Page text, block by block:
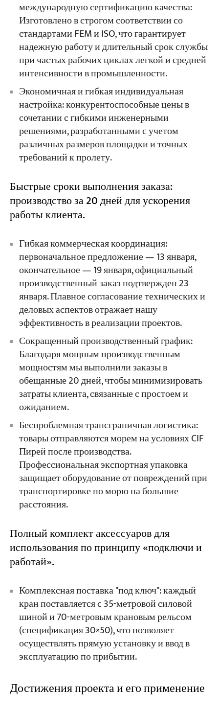
международную сертификацию качества:
Изготовлено в строгом соответствии со
стандартами FEM и ISO, что гарантирует
надежную работу и длительный срок службы
при частых рабочих циклах легкой и средней
интенсивности в промышленности.
Экономичная и гибкая индивидуальная
настройка: конкурентоспособные цены в
сочетании с гибкими инженерными
решениями, разработанными с учетом
различных размеров площадки и точных
требований к пролету.
Быстрые сроки выполнения заказа:
производство за 20 дней для ускорения
работы клиента.
Гибкая коммерческая координация:
первоначальное предложение — 13 января,
окончательное — 19 января, официальный
производственный заказ подтвержден 23
января. Плавное согласование технических и
деловых аспектов отражает нашу
эффективность в реализации проектов.
Сокращенный производственный график:
Благодаря мощным производственным
мощностям мы выполнили заказы в
обещанные 20 дней, чтобы минимизировать
затраты клиента, связанные с простоем и
ожиданием.
Беспроблемная трансграничная логистика:
товары отправляются морем на условиях CIF
Пирей после производства.
Профессиональная экспортная упаковка
защищает оборудование от повреждений при
транспортировке по морю на большие
расстояния.
Полный комплект аксессуаров для
использования по принципу «подключи и
работай».
Комплексная поставка "под ключ": каждый
кран поставляется с 35-метровой силовой
шиной и 70-метровым крановым рельсом
(спецификация 30×50), что позволяет
осуществлять прямую установку и ввод в
эксплуатацию по прибытии.
Достижения проекта и его применение